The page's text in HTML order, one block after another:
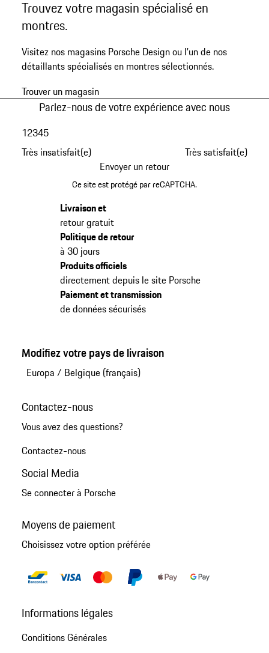
Trouvez votre magasin spécialisé en
montres.
Visitez nos magasins Porsche Design ou l’un de nos
détaillants spécialisés en montres sélectionnés.
Trouver un magasin
Parlez-nous de votre expérience avec nous
Très insatisfait(e)
12345
Très satisfait(e)
Envoyer un retour
Ce site est protégé par reCAPTCHA.
Livraison et
retour gratuit
Politique de retour
à 30 jours
Produits officiels
directement depuis le site Porsche
Paiement et transmission
de données sécurisés
Modifiez votre pays de livraison
Europa / Belgique (français)
Contactez-nous
Vous avez des questions?
Contactez-nous
Social Media
Se connecter à Porsche
Moyens de paiement
Choisissez votre option préférée
Informations légales
Conditions Générales